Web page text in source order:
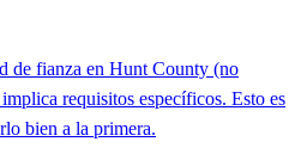
de fianza en Hunt County (no
requisitos específicos. Esto es
bien a la primera.